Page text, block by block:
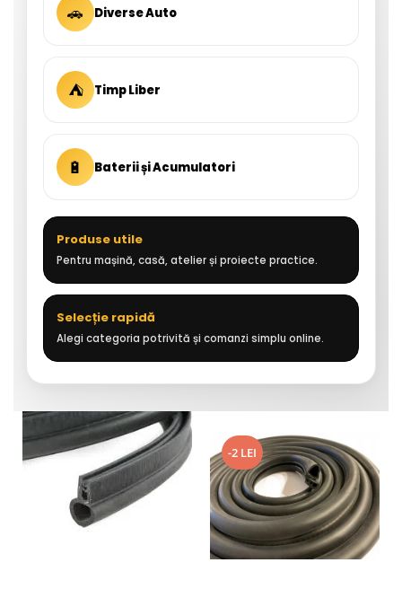
🚗 Diverse Auto
⛺ Timp Liber
🔋 Baterii și Acumulatori
Produse utile
Pentru mașină, casă, atelier și proiecte practice.
Selecție rapidă
Alegi categoria potrivită și comanzi simplu online.
-2 LEI